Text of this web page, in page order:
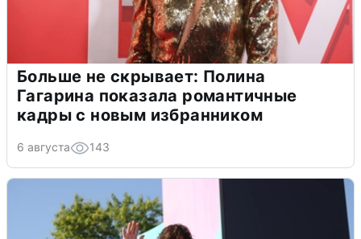
Больше не скрывает: Полина
Гагарина показала романтичные
кадры с новым избранником
6 августа 143